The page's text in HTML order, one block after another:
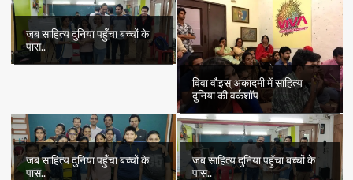
जब साहित्य दुनिया पहुँचा बच्चों के
पास..
विवा वौइस् अकादमी में साहित्य
दुनिया की वर्कशॉप
जब साहित्य दुनिया पहुँचा बच्चों के
पास..
जब साहित्य दुनिया पहुँचा बच्चों के
पास..